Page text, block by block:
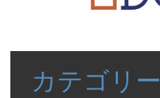
カテゴリー